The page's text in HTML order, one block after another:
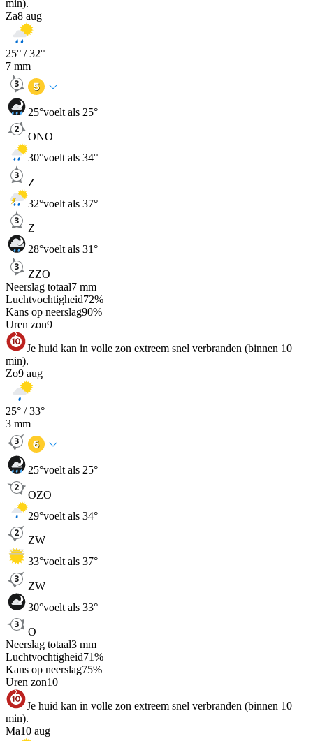
min).
Za8 aug
25° /32°
7 mm
25°voelt als 25°
ONO
30°voelt als 34°
Z
32°voelt als 37°
Z
28°voelt als 31°
ZZO
Neerslag totaal7 mm
Luchtvochtigheid72%
Kans op neerslag90%
Uren zon9
Je huid kan in volle zon extreem snel verbranden (binnen 10
min).
Zo9 aug
25° /33°
3 mm
25°voelt als 25°
OZO
29°voelt als 34°
ZW
33°voelt als 37°
ZW
30°voelt als 33°
O
Neerslag totaal3 mm
Luchtvochtigheid71%
Kans op neerslag75%
Uren zon10
Je huid kan in volle zon extreem snel verbranden (binnen 10
min).
Ma10 aug